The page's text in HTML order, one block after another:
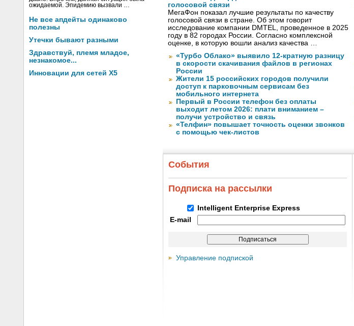
ожидаемой. Эпидемию вызвали …
Не все апдейты одинаково
полезны
Утечки бывают разными
Здравствуй, племя младое,
незнакомое...
Инновации для сетей X5
голосовой связи
МегаФон показал лучшие результаты по качеству
голосовой связи в стране. Об этом говорит
исследование компании DMTEL, проведенное в 2025
году в 82 городах России. Согласно комплексной
оценке, в которую вошли анализ качества …
«Турбо Облако» выявило 12-кратную разницу
в скорости скачивания файлов в регионах
России
Жители 15 российских городов получили
доступ к парковочным сервисам без
мобильного интернета
Первый в России телефон без оплаты
выходит летом 2026: плати вниманием –
получи устройство и связь
«Телфин» повышает точность оценки звонков
с помощью чек-листов
События
Подписка на рассылки
Intelligent Enterprise Express
E-mail
Управление подпиской